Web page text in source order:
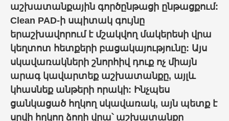
աշխատանքային գործընթացի ընթացքում:
Clean PAD-ի սպիտակ գույնը
երաշխավորում է մշակվող մակերեսի վրա
կեղտոտ հետքերի բացակայությունը: Այս
սկավառակների շնորհիվ դուք ոչ միայն
արագ կավարտեք աշխատանքը, այլև
կհասնեք անթերի որակի: Ինչպես
ցանկացած հղկող սկավառակ, այն պետք է
սրվի հղկող ձողի վրա՝ աշխատանքը